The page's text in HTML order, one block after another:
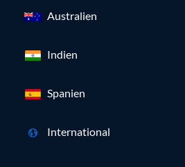
Australien
Indien
Spanien
International